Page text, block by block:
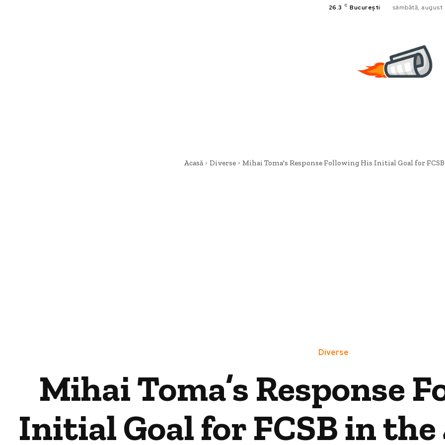
26.3 C București sâmbătă, august
Acasă Diverse Mihai Toma's Response Following His Initial Goal for
Diverse
Mihai Toma’s Response
Initial Goal for FCSB in